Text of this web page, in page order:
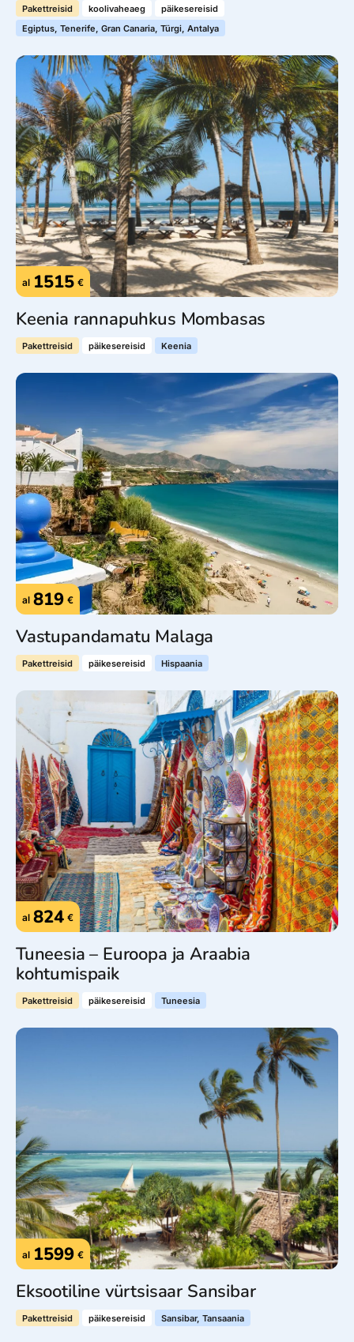
Pakettreisid koolivaheaeg
päikesereisid
Egiptus, Tenerife, Gran Canaria, Türgi, Antalya
al 1515 €
Keenia rannapuhkus Mombasas
Pakettreisid päikesereisid Keenia
al 819 €
Vastupandamatu Malaga
Pakettreisid päikesereisid Hispaania
al 824 €
Tuneesia – Euroopa ja Araabia
kohtumispaik
Pakettreisid päikesereisid Tuneesia
al 1599 €
Eksootiline vürtsisaar Sansibar
Pakettreisid päikesereisid Sansibar, Tansaania